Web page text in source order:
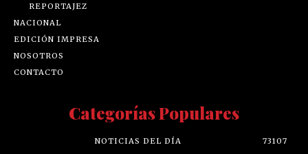
REPORTAJEZ
NACIONAL
EDICIÓN IMPRESA
NOSOTROS
CONTACTO
Categorías Populares
NOTICIAS DEL DÍA
73107